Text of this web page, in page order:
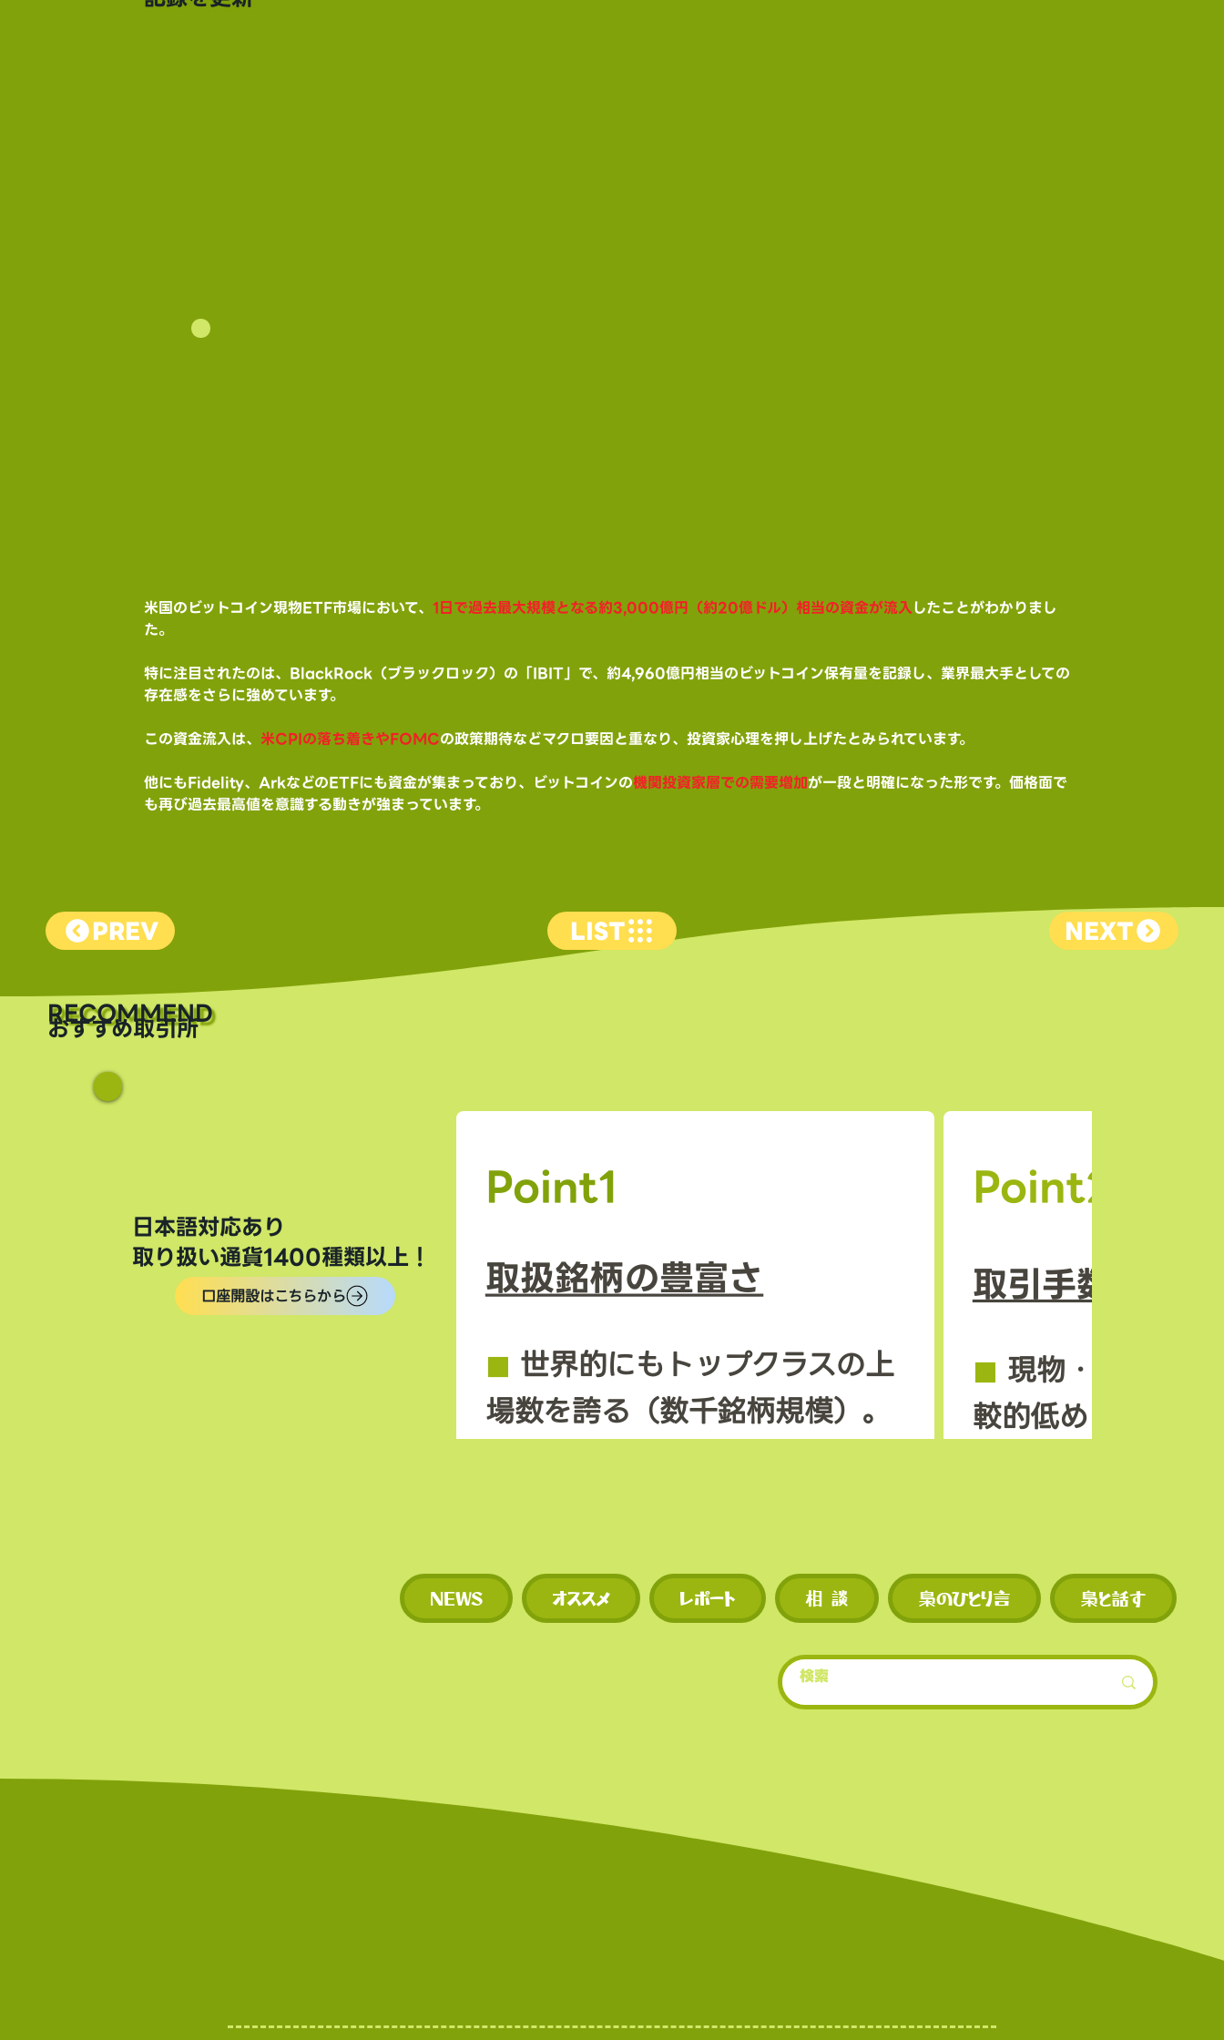
米国のビットコイン現物ETF市場において、 1日で過去最大規模となる約3,000億円（約20億ドル）相当の資金が流入したことがわかりまし
た。
特に注目されたのは、BlackRock（ブラックロック）の「IBIT」で、約4,960億円相当のビットコイン保有量を記録し、業界最大手としての
存在感をさらに強めています。
この資金流入は、 米CPIの落ち着きやFOMCの政策期待などマクロ要因と重なり、投資家心理を押し上げたとみられています。
他にもFidelity、ArkなどのETFにも資金が集まっており、ビットコインの機関投資家層での需要増加が一段と明確になった形です。価格面で
も再び過去最高値を意識する動きが強まっています。
PREV LIST NEXT
​RECOMMEND
おすすめ取引所
日本語対応あり
取り扱い通貨1400種類以上！
口座開設はこちらから
Point1
取扱銘柄の豊富さ
◼︎ 世界的にもトップクラスの上
場数を誇る（数千銘柄規模）。
多い。
​• 世界的にもトップクラスの上
場数を誇る（数千銘柄規模）。
• 新規トークンや草コインも早
世界的にもトップクラ世界的に
もトップクラスの上場数を誇る
Point2
取引手数料の
◼︎ 現物・先物とも
較的低めに設定さ
現物・先物ともに
的低めに設定され
NEWS オススメ レポート 相 談 梟のひとり言 梟と話す